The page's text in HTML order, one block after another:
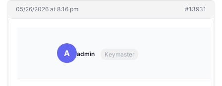
05/26/2026 at 8:16 pm #13931
A admin Keymaster